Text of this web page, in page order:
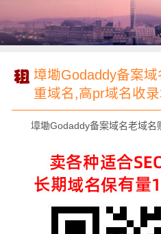
墇墈Godaddy备案
重域名,高pr域名收
墇墈Godaddy备案域名老域